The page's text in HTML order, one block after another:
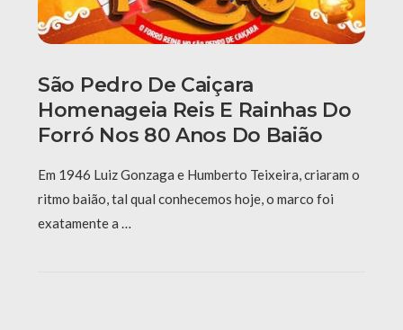
São Pedro De Caiçara
Homenageia Reis E Rainhas Do
Forró Nos 80 Anos Do Baião
Em 1946 Luiz Gonzaga e Humberto Teixeira, criaram o
ritmo baião, tal qual conhecemos hoje, o marco foi
exatamente a …